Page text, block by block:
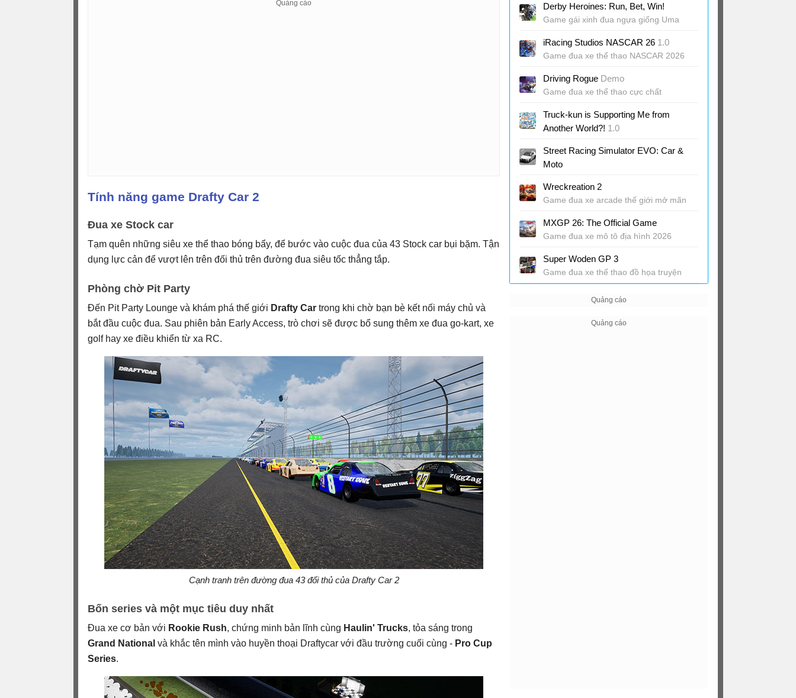
Tính năng game Drafty Car 2
Đua xe Stock car
Tạm quên những siêu xe thể thao bóng bẩy, để bước vào cuộc đua của 43 Stock car bụi bặm. Tận
dụng lực cản để vượt lên trên đối thủ trên đường đua siêu tốc thẳng tắp.
Phòng chờ Pit Party
Đến Pit Party Lounge và khám phá thế giới Drafty Car trong khi chờ bạn bè kết nối máy chủ và
bắt đầu cuộc đua. Sau phiên bản Early Access, trò chơi sẽ được bổ sung thêm xe đua go-kart, xe
golf hay xe điều khiển từ xa RC.
Cạnh tranh trên đường đua 43 đối thủ của Drafty Car 2
Bốn series và một mục tiêu duy nhất
Đua xe cơ bản với Rookie Rush, chứng minh bản lĩnh cùng Haulin' Trucks, tỏa sáng trong
Grand National và khắc tên mình vào huyền thoại Draftycar với đầu trường cuối cùng - Pro Cup
Series.
Derby Heroines: Run, Bet, Win!
Game gái xinh đua ngựa giống Uma
iRacing Studios NASCAR 26 1.0
Game đua xe thể thao NASCAR 2026
Driving Rogue Demo
Game đua xe thể thao cực chất
Truck-kun is Supporting Me from
Another World?! 1.0
phố
Street Racing Simulator EVO: Car &
Moto
Wreckreation 2
Game đua xe arcade thế giới mở mãn
MXGP 26: The Official Game
Game đua xe mô tô địa hình 2026
Super Woden GP 3
Game đua xe thể thao đồ họa truyện
tranh